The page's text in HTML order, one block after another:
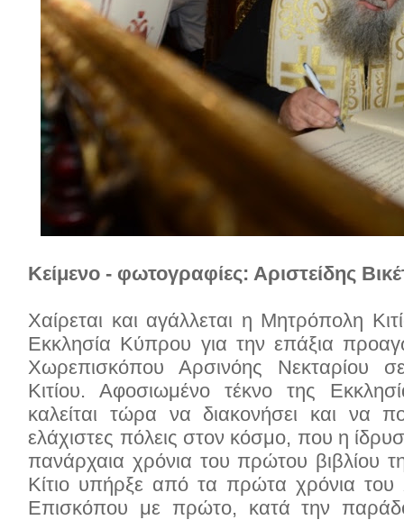
Κείμενο - φωτογραφίες: Αριστείδης
Χαίρεται και αγάλλεται η Μητρόπολη
Εκκλησία Κύπρου για την επάξια
Χωρεπισκόπου Αρσινόης Νεκταρίου
Κιτίου. Αφοσιωμένο τέκνο της
καλείται τώρα να διακονήσει και να
ελάχιστες πόλεις στον κόσμο, που η
πανάρχαια χρόνια του πρώτου βιβλίου
Κίτιο υπήρξε από τα πρώτα χρόνια του
Επισκόπου με πρώτο, κατά την